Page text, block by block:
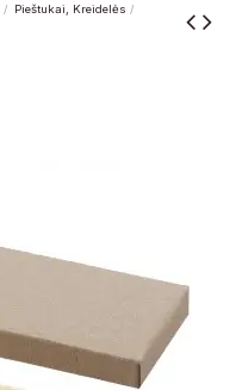
Pieštukai, Kreidelės